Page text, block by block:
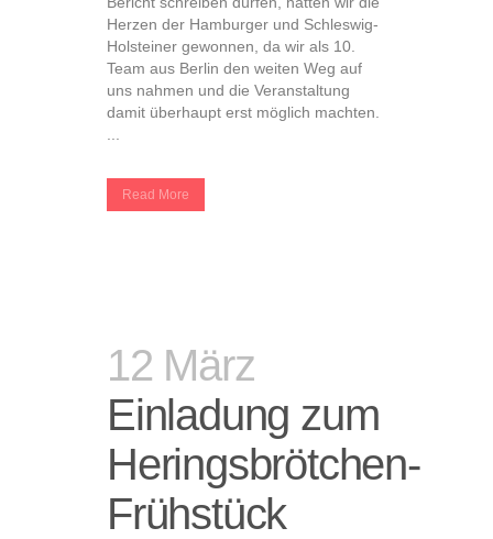
Herzen der Hamburger und Schleswig-
Holsteiner gewonnen, da wir als 10.
Team aus Berlin den weiten Weg auf
uns nahmen und die Veranstaltung
damit überhaupt erst möglich machten.
Read More
12 März
Einladung zum
Heringsbrötchen-
Frühstück